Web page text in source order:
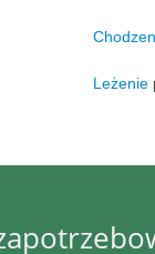
Leżenie